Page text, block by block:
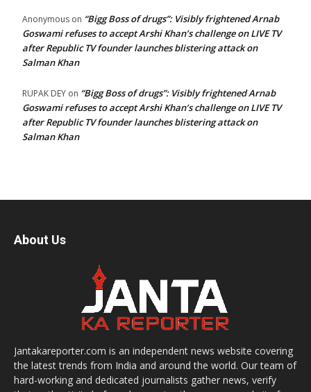
Anonymous on “Bigg Boss of drugs”: Visibly frightened Arnab
Goswami refuses to accept Arshi Khan’s challenge on LIVE TV
after Republic TV founder launches blistering attack on
Salman Khan
RUPAK DEY on “Bigg Boss of drugs”: Visibly frightened Arnab
Goswami refuses to accept Arshi Khan’s challenge on LIVE TV
after Republic TV founder launches blistering attack on
Salman Khan
About Us
Jantakareporter.com is an independent news website covering
the latest trends from India and around the world. Our team of
hard-working and dedicated journalists gather news, verify